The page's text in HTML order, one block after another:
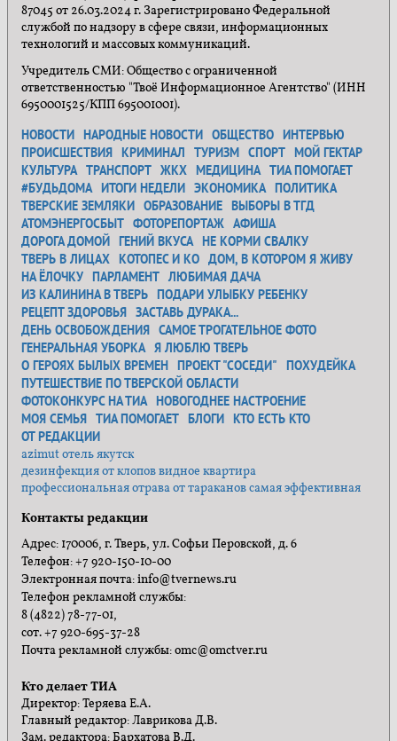
87045 от 26.03.2024 г. Зарегистрировано Федеральной
службой по надзору в сфере связи, информационных
технологий и массовых коммуникаций.
Учредитель СМИ: Общество с ограниченной
ответственностью "Твоё Информационное Агентство" (ИНН
6950001525/КПП 695001001).
НОВОСТИ НАРОДНЫЕ НОВОСТИ ОБЩЕСТВО ИНТЕРВЬЮ
ПРОИСШЕСТВИЯ КРИМИНАЛ ТУРИЗМ СПОРТ МОЙ ГЕКТАР
КУЛЬТУРА ТРАНСПОРТ ЖКХ МЕДИЦИНА ТИА ПОМОГАЕТ
#БУДЬДОМА ИТОГИ НЕДЕЛИ ЭКОНОМИКА ПОЛИТИКА
ТВЕРСКИЕ ЗЕМЛЯКИ ОБРАЗОВАНИЕ ВЫБОРЫ В ТГД
АТОМЭНЕРГОСБЫТ ФОТОРЕПОРТАЖ АФИША
ДОРОГА ДОМОЙ ГЕНИЙ ВКУСА НЕ КОРМИ СВАЛКУ
ТВЕРЬ В ЛИЦАХ КОТОПЕС И КО ДОМ, В КОТОРОМ Я ЖИВУ
НА ЁЛОЧКУ ПАРЛАМЕНТ ЛЮБИМАЯ ДАЧА
ИЗ КАЛИНИНА В ТВЕРЬ ПОДАРИ УЛЫБКУ РЕБЕНКУ
РЕЦЕПТ ЗДОРОВЬЯ ЗАСТАВЬ ДУРАКА...
ДЕНЬ ОСВОБОЖДЕНИЯ САМОЕ ТРОГАТЕЛЬНОЕ ФОТО
ГЕНЕРАЛЬНАЯ УБОРКА Я ЛЮБЛЮ ТВЕРЬ
О ГЕРОЯХ БЫЛЫХ ВРЕМЕН ПРОЕКТ "СОСЕДИ"
ПОХУДЕЙКА
ПУТЕШЕСТВИЕ ПО ТВЕРСКОЙ ОБЛАСТИ
ФОТОКОНКУРС НА ТИА НОВОГОДНЕЕ НАСТРОЕНИЕ
МОЯ СЕМЬЯ ТИА ПОМОГАЕТ БЛОГИ КТО ЕСТЬ КТО
ОТ РЕДАКЦИИ
azimut отель якутск
дезинфекция от клопов видное квартира
профессиональная отрава от тараканов самая эффективная
Контакты редакции
Адрес: 170006, г. Тверь, ул. Софьи Перовской, д. 6
Телефон: +7 920-150-10-00
Электронная почта: info@tvernews.ru
Телефон рекламной службы:
8 (4822) 78-77-01,
сот. +7 920-695-37-28
Почта рекламной службы: omc@omctver.ru
Кто делает ТИА
Директор: Теряева Е.А.
Главный редактор: Лаврикова Д.В.